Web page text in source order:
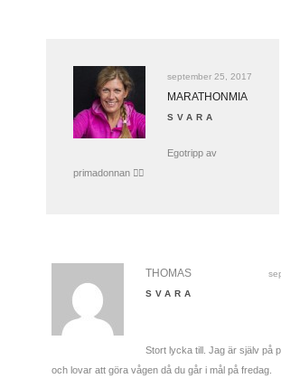
september 25, 2017
MARATHONMIA
SVARA
Egotripp av
primadonnan 👌🏻
THOMAS
SVARA
Stort lycka till. Jag är själv på
och lovar att göra vågen då du går i mål på fredag.